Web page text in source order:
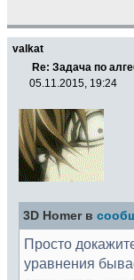
valkat
Re: Задача по
05.11.2015, 19:24
3D Homer в
Просто
уравнения